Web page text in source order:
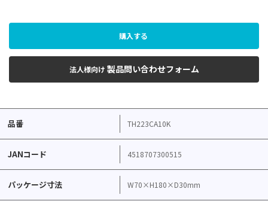
購入する
法人様向け 製品問い合わせフォーム
品番 TH223CA10K
JANコード 4518707300515
パッケージ寸法 W70×H180×D30mm